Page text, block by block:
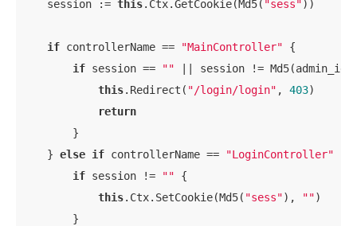
    session :=
this.Ctx.GetCookie(Md5( "sess" ))
if controllerName == "MainController" {
if session == "" || session != Md5(admin_id
this.Redirect( "/login/login" , 403)
return
        }
    }
else if controllerName == "LoginController"
if session != "" {
this.Ctx.SetCookie(Md5( "sess"), "")
        }